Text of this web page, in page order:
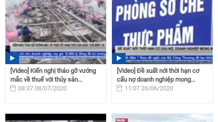
[Video] Kiến nghị tháo gỡ vướng
mắc về thuế với thủy sản...
08:37 08/07/2020
[Video] Đề xuất nới thời hạn cơ
cấu nợ doanh nghiệp mong...
11:07 26/06/2020